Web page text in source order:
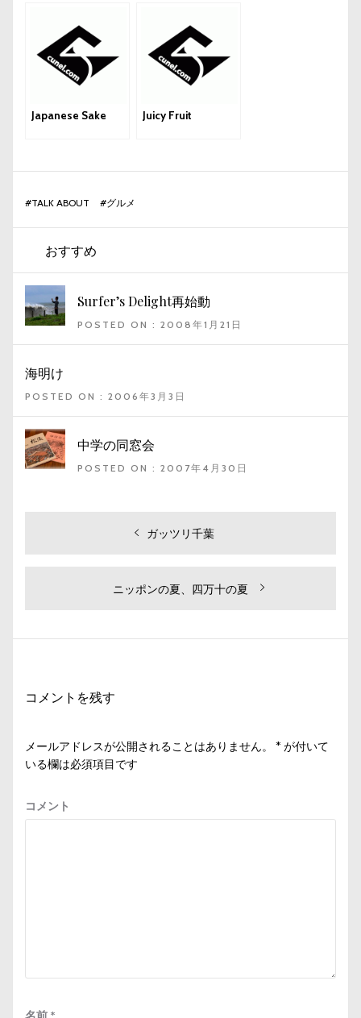
Japanese Sake Juicy Fruit
#TALK ABOUT #グルメ
おすすめ
Surfer’s Delight再始動
POSTED ON : 2008年1月21日
海明け
POSTED ON : 2006年3月3日
中学の同窓会
POSTED ON : 2007年4月30日
ョ
過
投
ガッツリ千葉
次
稿:
ニッポンの夏、四万十の夏
コメントを残す
メールアドレスが公開されることはありません。 * が付いて
いる欄は必須項目です
コメント